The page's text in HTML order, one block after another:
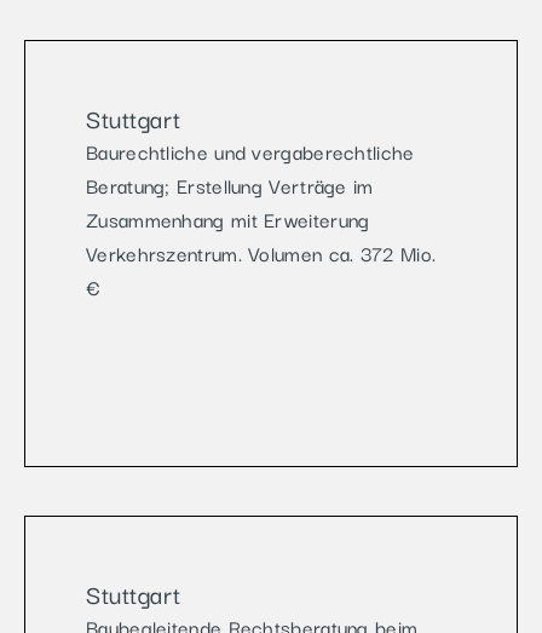
Stuttgart
Baurechtliche und vergaberechtliche
Beratung; Erstellung Verträge im
Zusammenhang mit Erweiterung
Verkehrszentrum. Volumen ca. 372 Mio.
€
Stuttgart